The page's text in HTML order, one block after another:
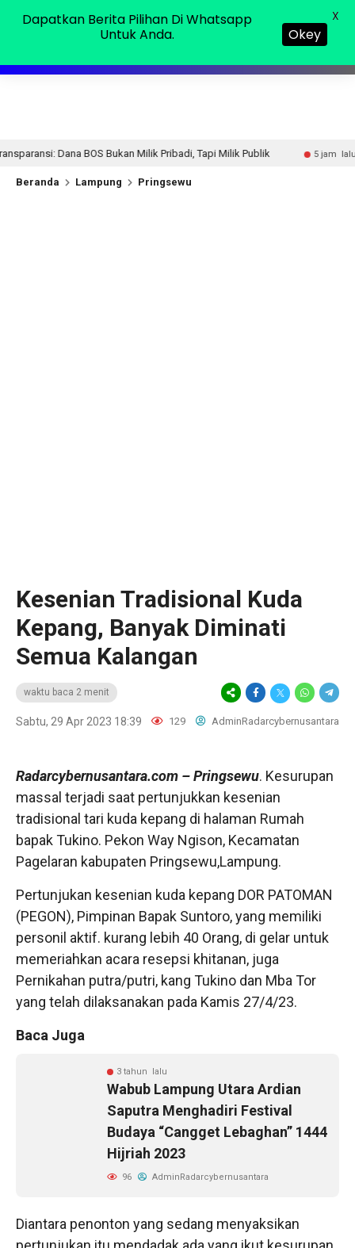
Milik Pribadi, Tapi Milik Publik 5 jam lalu Tak Berkutik!
Beranda Lampung Pringsewu
Kesenian Tradisional Kuda
Kepang, Banyak Diminati
Semua Kalangan
waktu baca 2 menit
Sabtu, 29 Apr 2023 18:39 129 AdminRadarcybernusantara
Radarcybernusantara.com – Pringsewu. Kesurupan
massal terjadi saat pertunjukkan kesenian
tradisional tari kuda kepang di halaman Rumah
bapak Tukino. Pekon Way Ngison, Kecamatan
Pagelaran kabupaten Pringsewu,Lampung.
Pertunjukan kesenian kuda kepang DOR PATOMAN
(PEGON), Pimpinan Bapak Suntoro, yang memiliki
personil aktif. kurang lebih 40 Orang, di gelar untuk
memeriahkan acara resepsi khitanan, juga
Pernikahan putra/putri, kang Tukino dan Mba Tor
yang telah dilaksanakan pada Kamis 27/4/23.
Baca Juga
3 tahun lalu
Wabub Lampung Utara Ardian
Saputra Menghadiri Festival
Budaya “Cangget Lebaghan” 1444
Hijriah 2023
96 AdminRadarcybernusantara
Diantara penonton yang sedang menyaksikan
Dapatkan Berita Pilihan Di Whatsapp
Untuk Anda.
Okey
X